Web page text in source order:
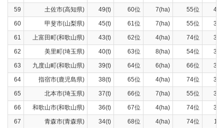
59
土佐市(高知県) 49(t) 60位 7(ha) 55位
60
甲斐市(山梨県) 45(t) 61位 7(ha) 55位
61
上富田町(和歌山県) 43(t) 62位 4(ha) 74位
62
美里町(埼玉県) 40(t) 63位 8(ha) 54位
63
九度山町(和歌山県) 39(t) 64位 6(ha) 66位
64
指宿市(鹿児島県) 38(t) 65位 4(ha) 74位
65
北本市(埼玉県) 37(t) 66位 7(ha) 55位
66
和歌山市(和歌山県) 36(t) 67位 4(ha) 74位
67
青森市(青森県) 34(t) 68位 4(ha) 74位